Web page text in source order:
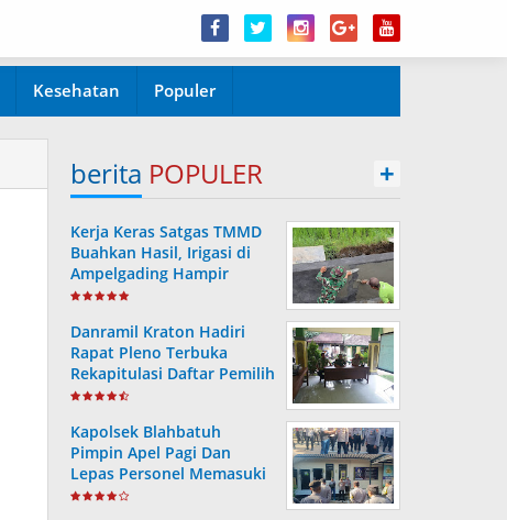
Kesehatan Populer
berita POPULER +
Kerja Keras Satgas TMMD
Buahkan Hasil, Irigasi di
Ampelgading Hampir
Rampung
Danramil Kraton Hadiri
Rapat Pleno Terbuka
Rekapitulasi Daftar Pemilih
Hasil Pemutakhiran
Kapolsek Blahbatuh
Pimpin Apel Pagi Dan
Lepas Personel Memasuki
Masa Purnabakti